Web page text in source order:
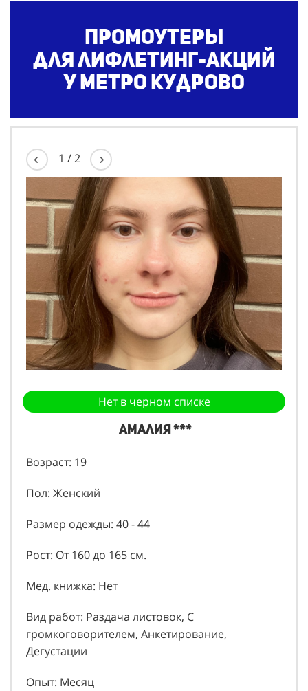
Промоутеры
длялифлетинг-акций
у метро Кудрово
1 /2
Нет в черном списке
Амалия ***
Возраст: 19
Пол: Женский
Размер одежды: 40 - 44
Рост: От 160 до 165 см.
Мед. книжка: Нет
Вид работ: Раздача листовок, С
громкоговорителем, Анкетирование,
Дегустации
Опыт: Месяц